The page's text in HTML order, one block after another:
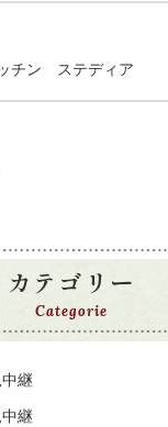
チン ステディア
カテゴリー
Categorie
継
継